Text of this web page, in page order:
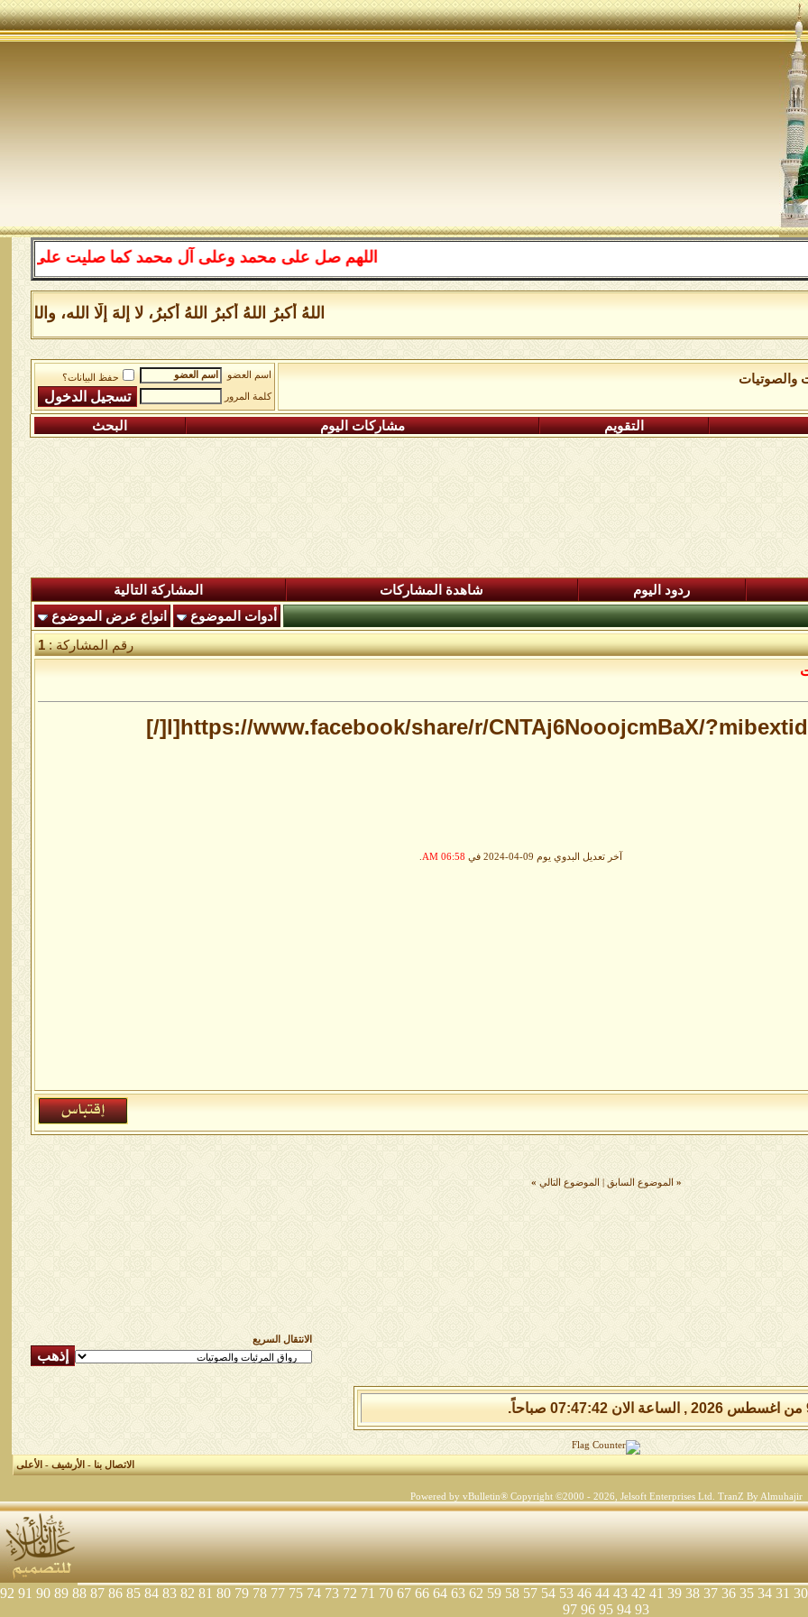
اللهم صل على محمد وعلى آل محمد كما صليت على إبراهيم
اللهُ أكبرُ اللهُ أكبرُ اللهُ أكبرُ، لا إلهَ إلَّا الله،
والصوتيات اسم العضو
حفظ البيانات؟
كلمة المرور
التقويم مشاركات اليوم البحث
ردود اليوم شاهدة المشاركات
المشاركة التالية
أدوات الموضوع
انواع عرض الموضوع
رقم المشاركة :1
l]https://www.facebook/share/r/CNTAj6NooojcmBaX/
آخر تعديل البدوي يوم 09-04-2024 في 06:58 AM
« الموضوع السابق الموضوع التالي »
الانتقال السريع
الاتصال بنا-الأرشيف-الأعلى
Powered by vBulletin® Copyright ©2000 - 2026, Jelsoft Enterprises Ltd. TranZ By Almuhajir
30
31
34
35
36
37
38
39
41
42
43
44
46
53
54
57
58
59
62
63
64
66
67
70
71
72
73
74
75
77
78
79
80
81
82
83
84
85
86
87
88
89
90
91
92
93
94
95
96
97